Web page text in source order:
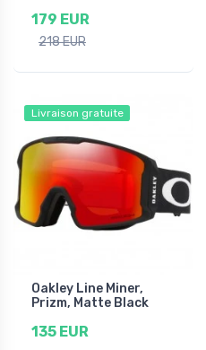
179 EUR
218 EUR
Livraison gratuite
Oakley Line Miner,
Prizm, Matte Black
135 EUR